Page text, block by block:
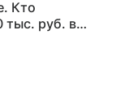
Кто
тыс. руб. в